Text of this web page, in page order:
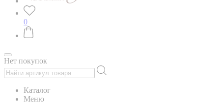
0
Нет покупок
Каталог
Меню